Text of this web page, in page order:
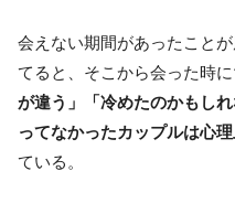
会えない期間があったこと
てると、そこから会った時に
が違う」「冷めたのかもし
ってなかったカップルは心
ている。